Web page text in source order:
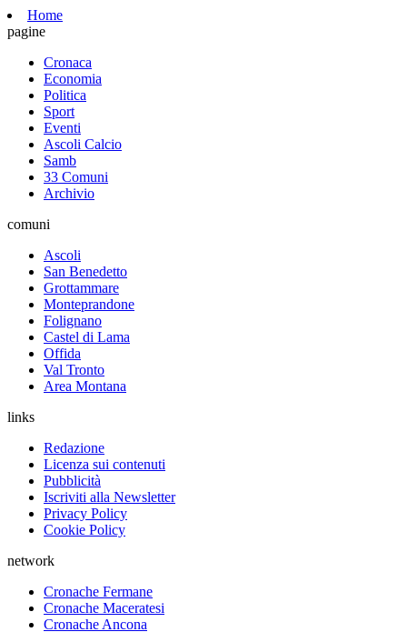
Home
pagine
Cronaca
Economia
Politica
Sport
Eventi
Ascoli Calcio
Samb
33 Comuni
Archivio
comuni
Ascoli
San Benedetto
Grottammare
Monteprandone
Folignano
Castel di Lama
Offida
Val Tronto
Area Montana
links
Redazione
Licenza sui contenuti
Pubblicità
Iscriviti alla Newsletter
Privacy Policy
Cookie Policy
network
Cronache Fermane
Cronache Maceratesi
Cronache Ancona